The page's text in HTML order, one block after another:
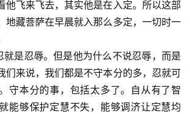
他飞来飞去，其实他是在入定。所以这部
地藏菩萨在早晨就入那么多定，一切时一
就是忍辱。但是他为什么不说忍辱，而是
们来说，我们都是不守本分的多，忍就可
守本分的事，包括太多了。自从有了智
能够保护定慧不失，能够调济让定慧均